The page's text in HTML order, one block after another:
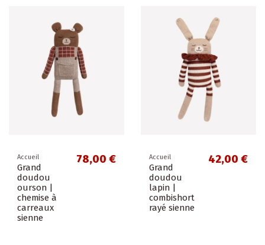
Accueil
Grand
doudou
ourson |
chemise à
carreaux
sienne
78,00 € Accueil
Grand
doudou
lapin |
combishort
rayé sienne
42,00 €